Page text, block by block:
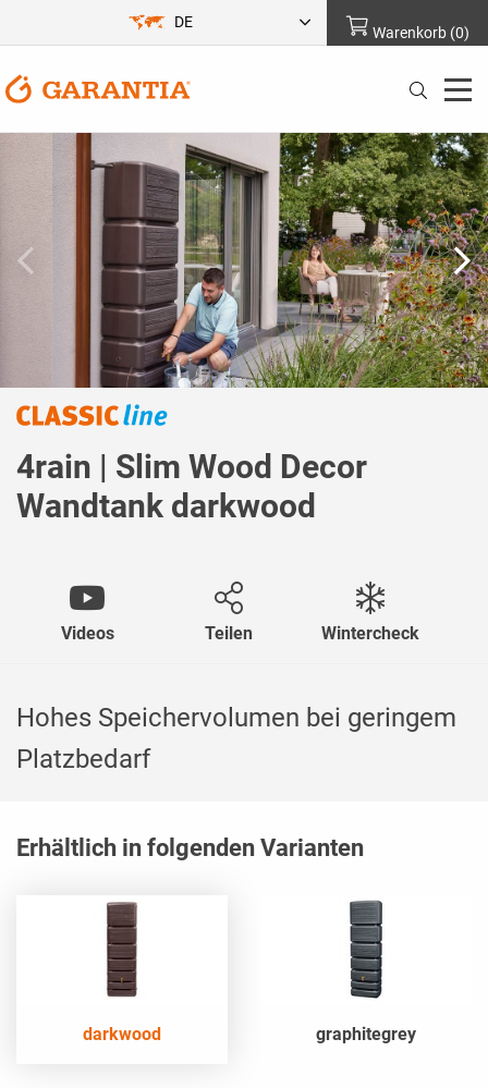
Warenkorb (0)
DE
4rain | Slim Wood Decor
Wandtank darkwood
Videos Teilen Wintercheck
Hohes Speichervolumen bei geringem
Platzbedarf
Erhältlich in folgenden Varianten
darkwood graphitegrey